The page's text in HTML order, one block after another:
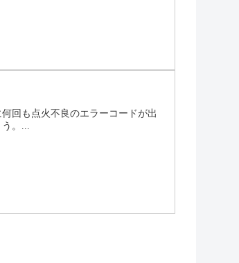
回も点火不良のエラーコードが出
。...